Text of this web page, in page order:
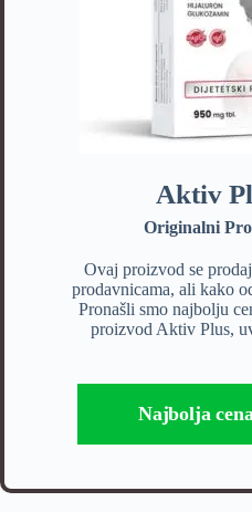
Aktiv
Originalni
Ovaj proizvod se
prodavnicama, ali kako
Pronašli smo najbolju
proizvod Aktiv Plus,
Najbolja